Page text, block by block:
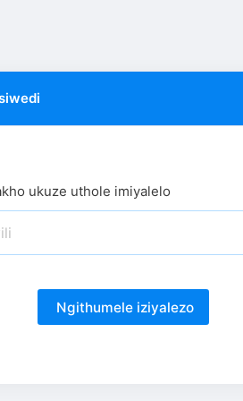
ukuze uthole imiyalelo
Ngithumele iziyalezo